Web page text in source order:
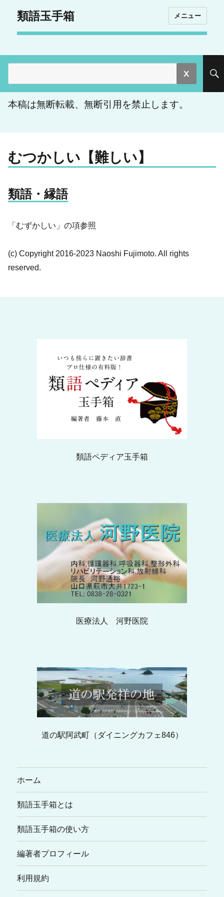
類語玉手箱 メニュー
索:
本稿は無断転載、無断引用を禁止します。
むつかしい【難しい】
類語・縁語
「むずかしい」の項参照
(c) Copyright 2016-2023 Naoshi Fujimoto. All rights
reserved.
類語ペディア玉手箱
医療法人 河野医院
道の駅阿武町（ダイニングカフェ846）
ホーム
類語玉手箱とは
類語玉手箱の使い方
編著者プロフィール
利用規約